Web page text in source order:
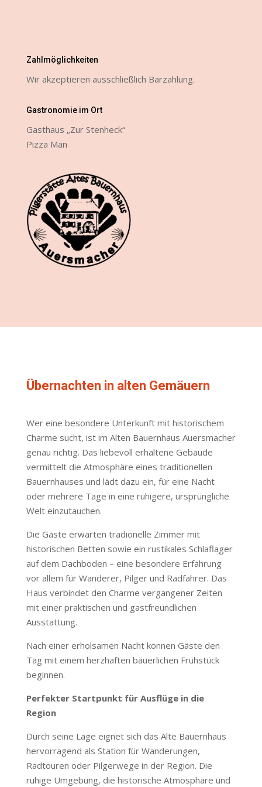
Zahlmöglichkeiten
Wir akzeptieren ausschließlich Barzahlung.
Gastronomie im Ort
Gasthaus „Zur Stenheck“
Pizza Man
Übernachten in alten Gemäuern
Wer eine besondere Unterkunft mit historischem
Charme sucht, ist im Alten Bauernhaus Auersmacher
genau richtig. Das liebevoll erhaltene Gebäude
vermittelt die Atmosphäre eines traditionellen
Bauernhauses und lädt dazu ein, für eine Nacht
oder mehrere Tage in eine ruhigere, ursprüngliche
Welt einzutauchen.
Die Gäste erwarten tradionelle Zimmer mit
historischen Betten sowie ein rustikales Schlaflager
auf dem Dachboden – eine besondere Erfahrung
vor allem für Wanderer, Pilger und Radfahrer. Das
Haus verbindet den Charme vergangener Zeiten
mit einer praktischen und gastfreundlichen
Ausstattung.
Nach einer erholsamen Nacht können Gäste den
Tag mit einem herzhaften bäuerlichen Frühstück
beginnen.
Perfekter Startpunkt für Ausflüge in die
Region
Durch seine Lage eignet sich das Alte Bauernhaus
hervorragend als Station für Wanderungen,
Radtouren oder Pilgerwege in der Region. Die
ruhige Umgebung, die historische Atmosphäre und